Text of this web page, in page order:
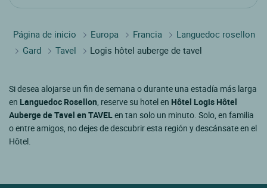
Página de inicio Europa Francia
Languedoc rosellon
Gard
Tavel Logis hôtel auberge de tavel
Si desea alojarse un fin de semana o durante una estadía más larga
en Languedoc Rosellon , reserve su hotel en Hôtel Logis Hôtel
Auberge de Tavel en TAVELen tan solo un minuto. Solo, en familia
o entre amigos, no dejes de descubrir esta región y descánsate en el
Hôtel.